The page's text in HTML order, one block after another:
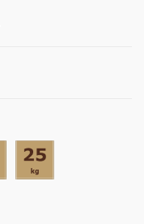
5 kg